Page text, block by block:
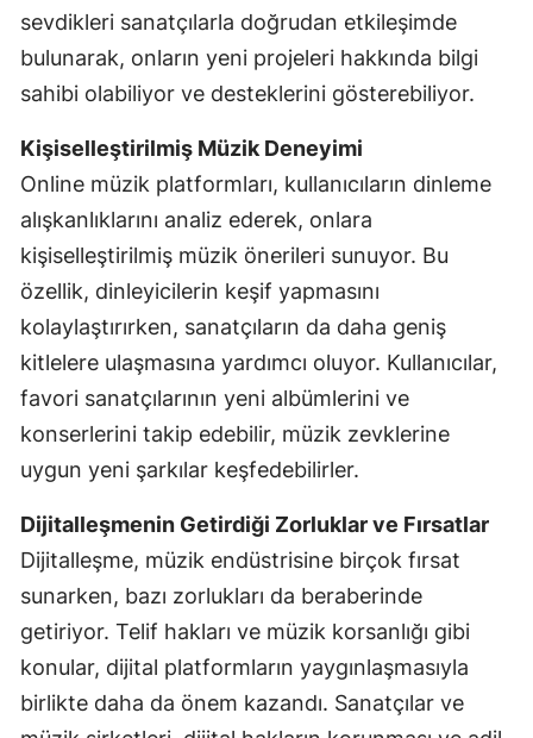
sevdikleri sanatçılarla doğrudan etkileşimde
bulunarak, onların yeni projeleri hakkında bilgi
sahibi olabiliyor ve desteklerini gösterebiliyor.
Kişiselleştirilmiş Müzik Deneyimi
Online müzik platformları, kullanıcıların dinleme
alışkanlıklarını analiz ederek, onlara
kişiselleştirilmiş müzik önerileri sunuyor. Bu
özellik, dinleyicilerin keşif yapmasını
kolaylaştırırken, sanatçıların da daha geniş
kitlelere ulaşmasına yardımcı oluyor. Kullanıcılar,
favori sanatçılarının yeni albümlerini ve
konserlerini takip edebilir, müzik zevklerine
uygun yeni şarkılar keşfedebilirler.
Dijitalleşmenin Getirdiği Zorluklar ve Fırsatlar
Dijitalleşme, müzik endüstrisine birçok fırsat
sunarken, bazı zorlukları da beraberinde
getiriyor. Telif hakları ve müzik korsanlığı gibi
konular, dijital platformların yaygınlaşmasıyla
birlikte daha da önem kazandı. Sanatçılar ve